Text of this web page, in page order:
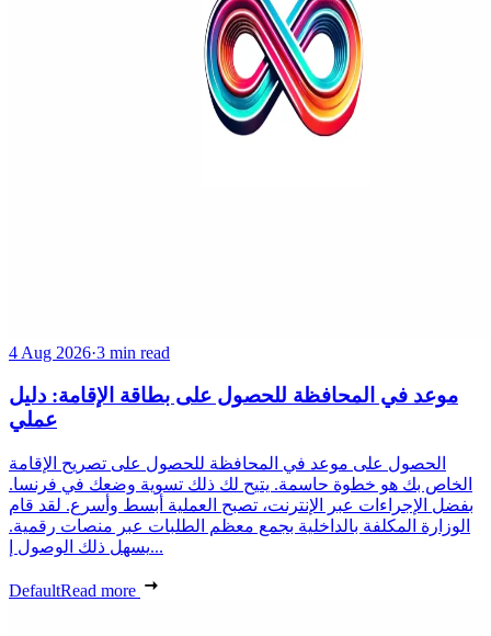
4 Aug 2026·3 min read
موعد في المحافظة للحصول على بطاقة الإقامة: دليل
عملي
الحصول على موعد في المحافظة للحصول على تصريح الإقامة
الخاص بك هو خطوة حاسمة. يتيح لك ذلك تسوية وضعك في فرنسا.
بفضل الإجراءات عبر الإنترنت، تصبح العملية أبسط وأسرع. لقد قام
الوزارة المكلفة بالداخلية بجمع معظم الطلبات عبر منصات رقمية.
يسهل ذلك الوصول إ...
DefaultRead more